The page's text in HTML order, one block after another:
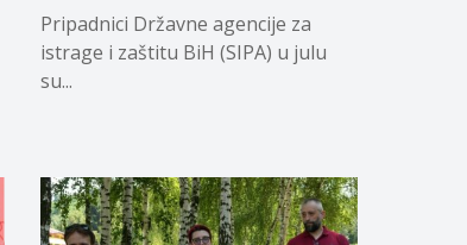
Pripadnici Državne agencije za
istrage i zaštitu BiH (SIPA) u julu
su...